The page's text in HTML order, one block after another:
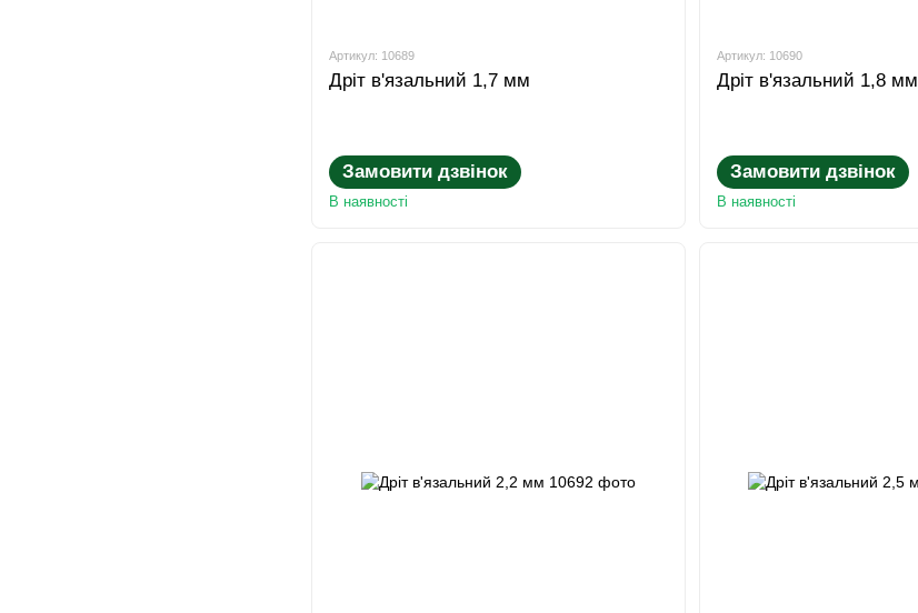
Артикул: 10689
Дріт в'язальний 1,7 мм
Замовити дзвінок
В наявності
Артикул: 10690
Дріт в'язальний 1,8 мм
Замовити дзвінок
В наявності